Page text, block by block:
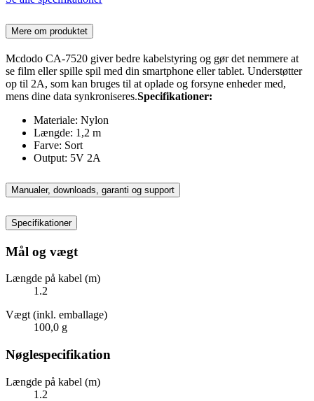
Mere om produktet
Mcdodo CA-7520 giver bedre kabelstyring og gør det nemmere at
se film eller spille spil med din smartphone eller tablet. Understøtter
op til 2A, som kan bruges til at oplade og forsyne enheder med,
mens dine data synkroniseres.Specifikationer:
Materiale: Nylon
Længde: 1,2 m
Farve: Sort
Output: 5V 2A
Manualer, downloads, garanti og support
Specifikationer
Mål og vægt
Længde på kabel (m)
1.2
Vægt (inkl. emballage)
100,0 g
Nøglespecifikation
Længde på kabel (m)
1.2